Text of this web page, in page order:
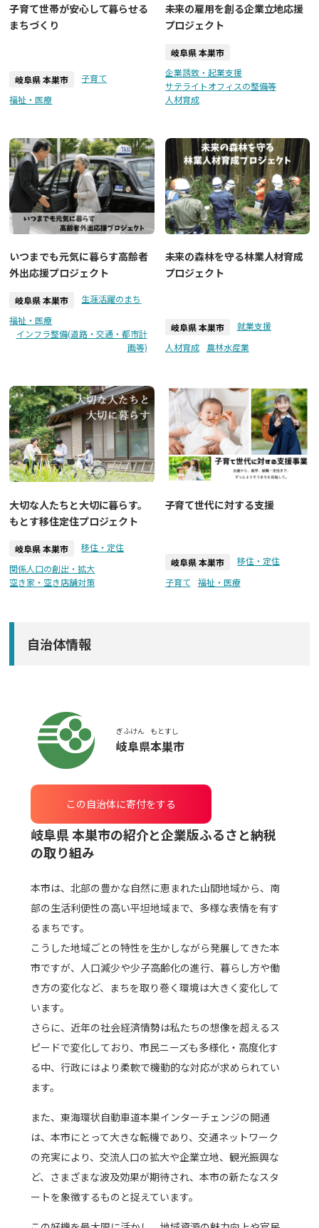
子育て世帯が安心して暮らせる
まちづくり
岐阜県 本巣市
子育て
福祉・医療
未来の雇用を創る企業立地応援
プロジェクト
岐阜県 本巣市
企業誘致・起業支援
サテライトオフィスの整備等
人材育成
いつまでも元気に暮らす高齢者
外出応援プロジェクト
岐阜県 本巣市
生涯活躍のまち
福祉・医療
インフラ整備(道路・交通・都市計
画等)
未来の森林を守る林業人材育成
プロジェクト
岐阜県 本巣市
就業支援
人材育成
農林水産業
大切な人たちと大切に暮らす。
もとす移住定住プロジェクト
岐阜県 本巣市
移住・定住
関係人口の創出・拡大
空き家・空き店舗対策
子育て世代に対する支援
岐阜県 本巣市
移住・定住
子育て
福祉・医療
自治体情報
ぎふけん
岐阜県
もとすし
本巣市
この自治体に寄付をする
岐阜県 本巣市の紹介と企業版ふるさと納税
の取り組み
本市は、北部の豊かな自然に恵まれた山間地域から、南
部の生活利便性の高い平坦地域まで、多様な表情を有す
るまちです。
こうした地域ごとの特性を生かしながら発展してきた本
市ですが、人口減少や少子高齢化の進行、暮らし方や働
き方の変化など、まちを取り巻く環境は大きく変化して
います。
さらに、近年の社会経済情勢は私たちの想像を超えるス
ピードで変化しており、市民ニーズも多様化・高度化す
る中、行政にはより柔軟で機動的な対応が求められてい
ます。
また、東海環状自動車道本巣インターチェンジの開通
は、本市にとって大きな転機であり、交通ネットワーク
の充実により、交流人口の拡大や企業立地、観光振興な
ど、さまざまな波及効果が期待され、本市の新たなスタ
ートを象徴するものと捉えています。